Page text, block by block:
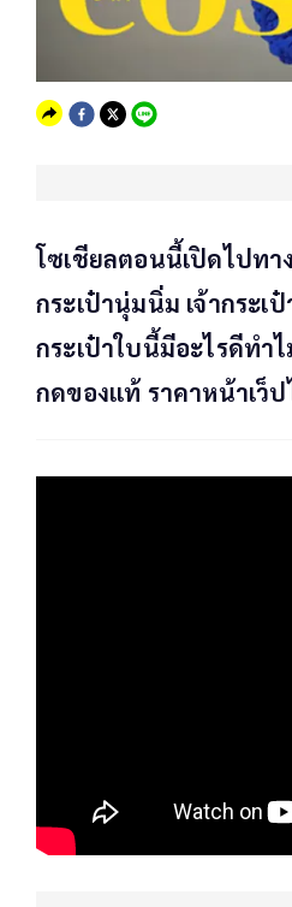
โซเชียลตอนนี้เปิดไปทา
กระเป๋านุ่มนิ่ม เจ้ากระเ
กระเป๋าใบนี้มีอะไรดีทำ
กดของแท้ ราคาหน้าเว็